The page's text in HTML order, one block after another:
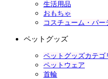
生活用品
おもちゃ
コスチューム・パー
ペットグッズ
ペットグッズカテゴ
ペットウェア
首輪